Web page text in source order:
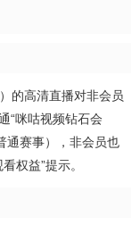
的高清直播对非会员
“咪咕视频钻石会
通赛事），非会员也
权益”提示。